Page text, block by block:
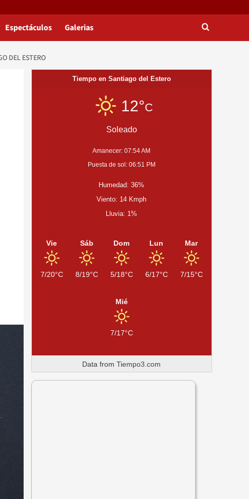
Espectáculos Galerias
DEL ESTERO
Tiempo en Santiago del Estero
12°C
Soleado
Amanecer: 07:54 AM
Puesta de sol: 06:51 PM
Humedad: 36%
Viento: 14 Kmph
Lluvia: 1%
Vie
7/20°C
Sáb
8/19°C
Dom
5/18°C
Lun
6/17°C
Mar
7/15°C
Mié
7/17°C
Data fromTiempo3.com